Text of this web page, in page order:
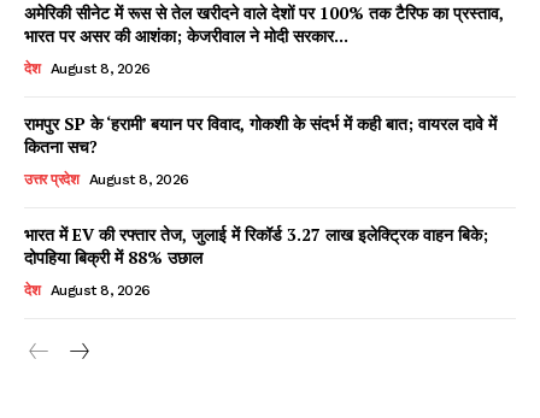
FacebookWhatsApp
Share
Read Latest News on AIN
अमेरिकी सीनेट में रूस से तेल खरीदने वाले देशों पर 100% तक टैरिफ का प्रस्ताव,
भारत पर असर की आशंका; केजरीवाल ने मोदी सरकार...
देश August 8, 2026
रामपुर SP के ‘हरामी’ बयान पर विवाद, गोकशी के संदर्भ में कही बात; वायरल दावे में
कितना सच?
उत्तर प्रदेश August 8, 2026
भारत में EV की रफ्तार तेज, जुलाई में रिकॉर्ड 3.27 लाख इलेक्ट्रिक वाहन बिके;
दोपहिया बिक्री में 88% उछाल
देश August 8, 2026